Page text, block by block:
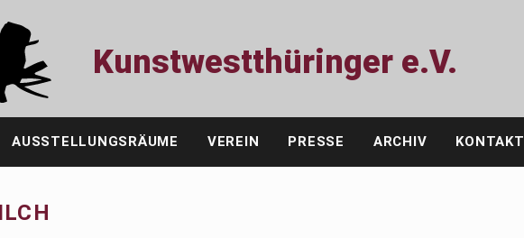
Kunstwestthüringer e.V.
AUSSTELLUNGSRÄUME VEREIN PRESSE ARCHIV KONTAKT